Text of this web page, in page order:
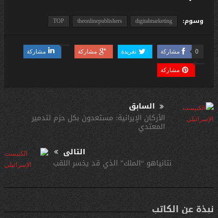
وسوم: digitalmarketing
theonlinepublishers
TOP
مشاركة 0 تغريدة مشاركة مشاركة
مشاركة
السابق
الأركان الإيرانية: مستعدون بكل حزم لتدمير
المعتدي
التالى
نتانياهو “الملك” الذي قد يخسر اللقب
نبذة عن الكاتب